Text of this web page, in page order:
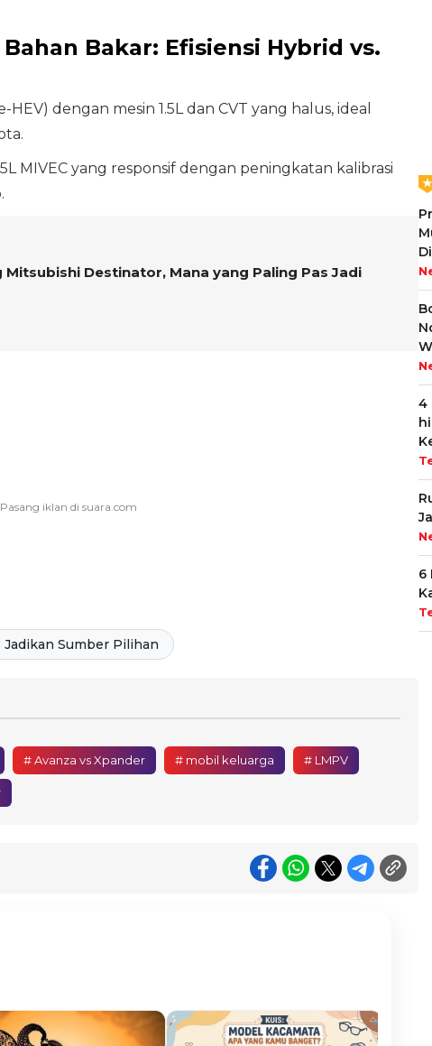
Bakar: Efisiensi Hybrid vs.
dengan mesin 1.5L dan CVT yang halus, ideal
MIVEC yang responsif dengan peningkatan kalibrasi
Mitsubishi Destinator, Mana yang Paling Pas Jadi
Jadikan Sumber Pilihan
# Avanza vs Xpander # mobil keluarga # LMPV
4
6